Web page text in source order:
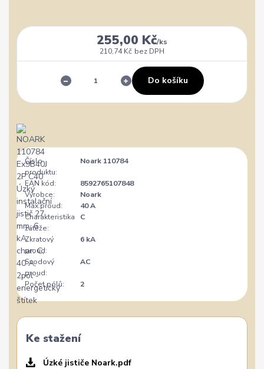
255,00 Kč/ks
210,74 Kč bez DPH
Do košíku
Číslo
produktu:
Noark 110784
EAN kód:
8592765107848
Výrobce:
Noark
Max.proud:
40 A
Charakteristika
zátěže:
C
Zkratový
proud:
6 kA
Svodový
proud:
AC
Počet pólů: 2
Ke stažení
Úzké jističe Noark.pdf